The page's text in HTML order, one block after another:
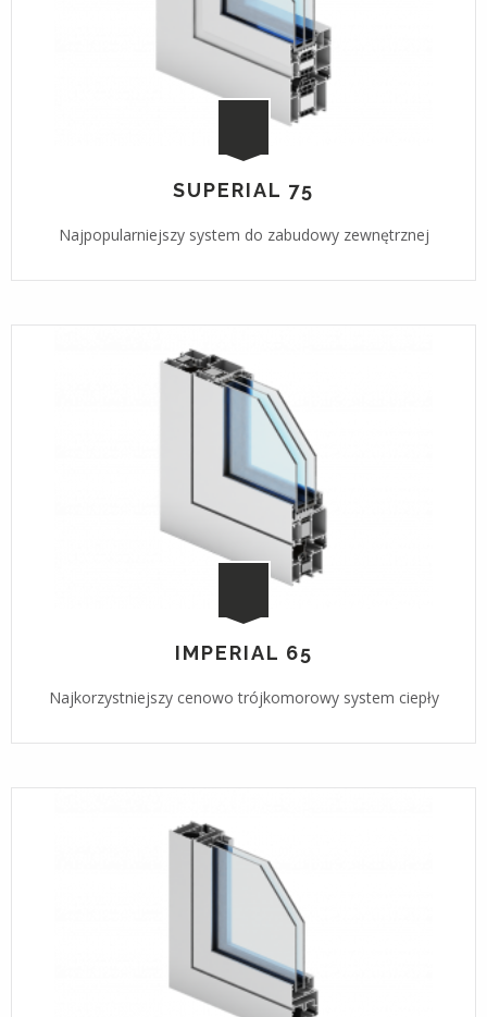
SUPERIAL 75
Najpopularniejszy system do zabudowy zewnętrznej
IMPERIAL 65
Najkorzystniejszy cenowo trójkomorowy system ciepły